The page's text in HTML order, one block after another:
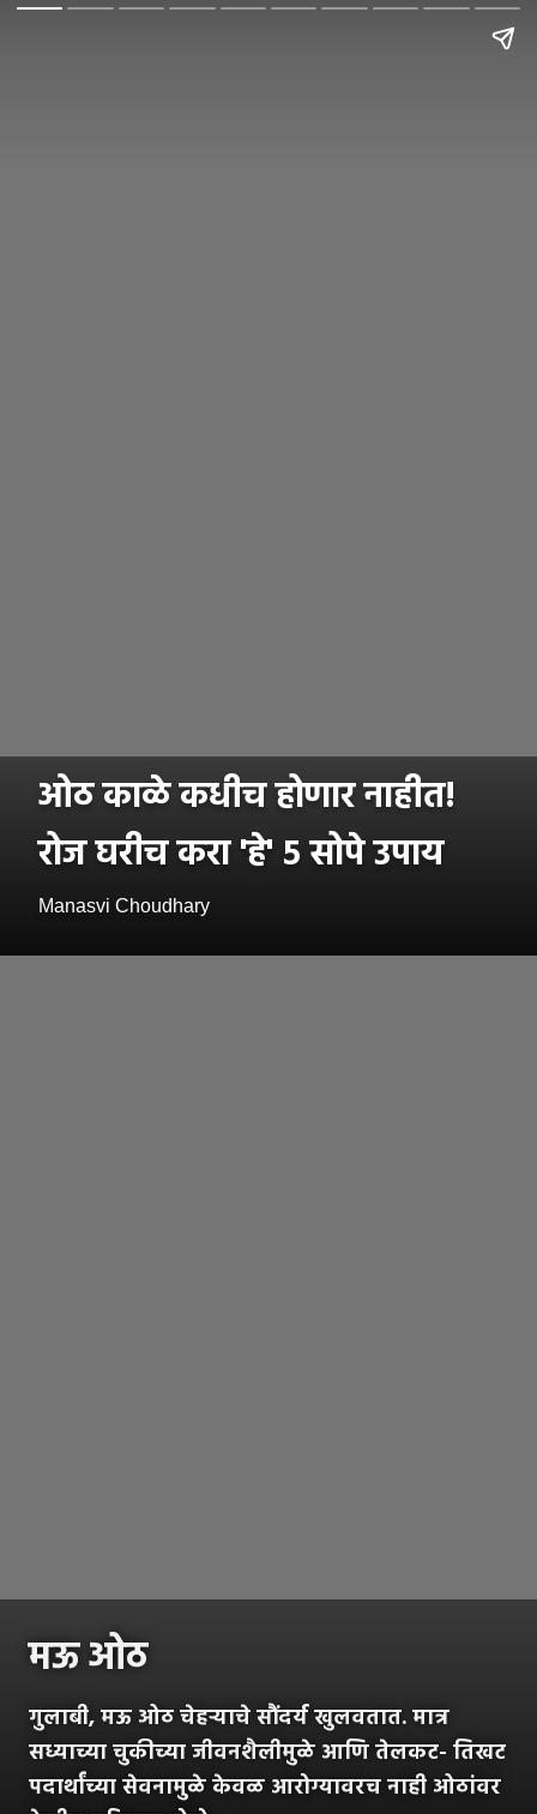
ओठ काळे कधीच होणार नाहीत!
रोज घरीच करा 'हे' ५ सोपे उपाय
Manasvi Choudhary
मऊ ओठ
गुलाबी, मऊ ओठ चेहऱ्याचे सौंदर्य खुलवतात. मात्र
सध्याच्या चुकीच्या जीवनशैलीमुळे आणि तेलकट- तिखट
पदार्थांच्या सेवनामुळे केवळ आरोग्यावरच नाही ओठांवर